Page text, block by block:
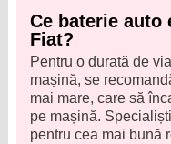
Ce baterie auto
Fiat?
Pentru o durată de
mașină, se
mai mare, care să
pe mașină.
pentru cea mai bună